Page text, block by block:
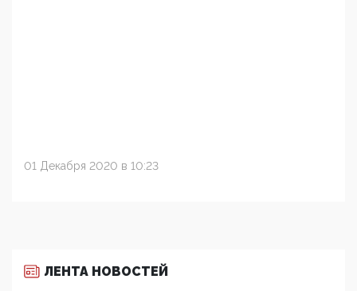
01 Декабря 2020 в 10:23
ЛЕНТА НОВОСТЕЙ